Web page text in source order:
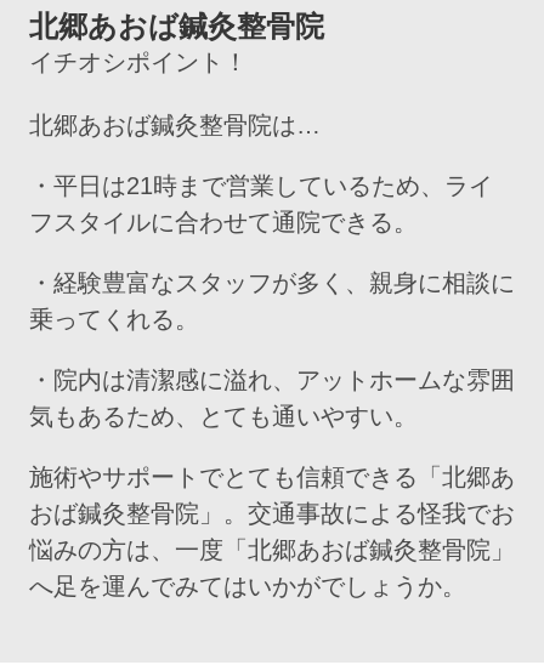
北郷あおば鍼灸整骨院
イチオシポイント！
北郷あおば鍼灸整骨院は…
・平日は21時まで営業しているため、ライ
フスタイルに合わせて通院できる。
・経験豊富なスタッフが多く、親身に相談に
乗ってくれる。
・院内は清潔感に溢れ、アットホームな雰囲
気もあるため、とても通いやすい。
施術やサポートでとても信頼できる「北郷あ
おば鍼灸整骨院」。交通事故による怪我でお
悩みの方は、一度「北郷あおば鍼灸整骨院」
へ足を運んでみてはいかがでしょうか。